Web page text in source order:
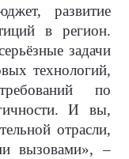
развитие
в регион.
задачи
технологий,
по
И вы,
отрасли,
вызовами», –